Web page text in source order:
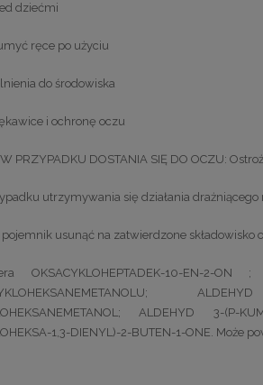
dziećmi
ręce po użyciu
do środowiska
i ochronę oczu
W PRZYPADKU DOSTANIA SIĘ DO OCZU:
utrzymywania się działania
usunąć na zatwierdzone składowisko
OKSACYKLOHEPTADEK-10-EN-2-ON ;
ALDEHYD 3-(P-
1,3-DIENYL)-2-BUTEN-1-ONE. Może